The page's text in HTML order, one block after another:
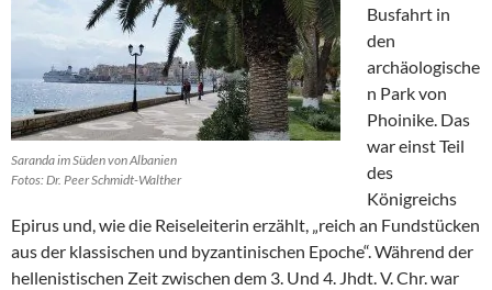
Saranda im Süden von Albanien
Fotos: Dr. Peer Schmidt-Walther
Busfahrt in
den
archäologische
n Park von
Phoinike. Das
war einst Teil
des
Königreichs
Epirus und, wie die Reiseleiterin erzählt, „reich an Fundstücken
aus der klassischen und byzantinischen Epoche“. Während der
hellenistischen Zeit zwischen dem 3. Und 4. Jhdt. V. Chr. war